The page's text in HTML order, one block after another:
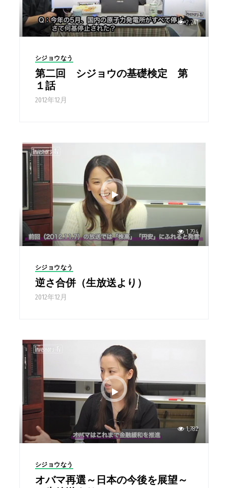
2,241
シジョウなう
第二回 シジョウの基礎検定 第
１話
2012年12月
1,794
シジョウなう
逆さ合併（生放送より）
2012年12月
1,782
シジョウなう
オバマ再選～日本の今後を展望～